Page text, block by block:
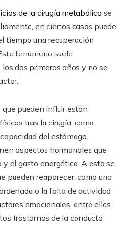
de la cirugía metabólica se
en ciertos casos puede
tiempo una recuperación
fenómeno suele
dos primeros años y no se
pueden influir están
tras la cirugía, como
del estómago.
aspectos hormonales que
el gasto energético. A esto se
pueden reaparecer, como una
o la falta de actividad
emocionales, entre ellos
trastornos de la conducta